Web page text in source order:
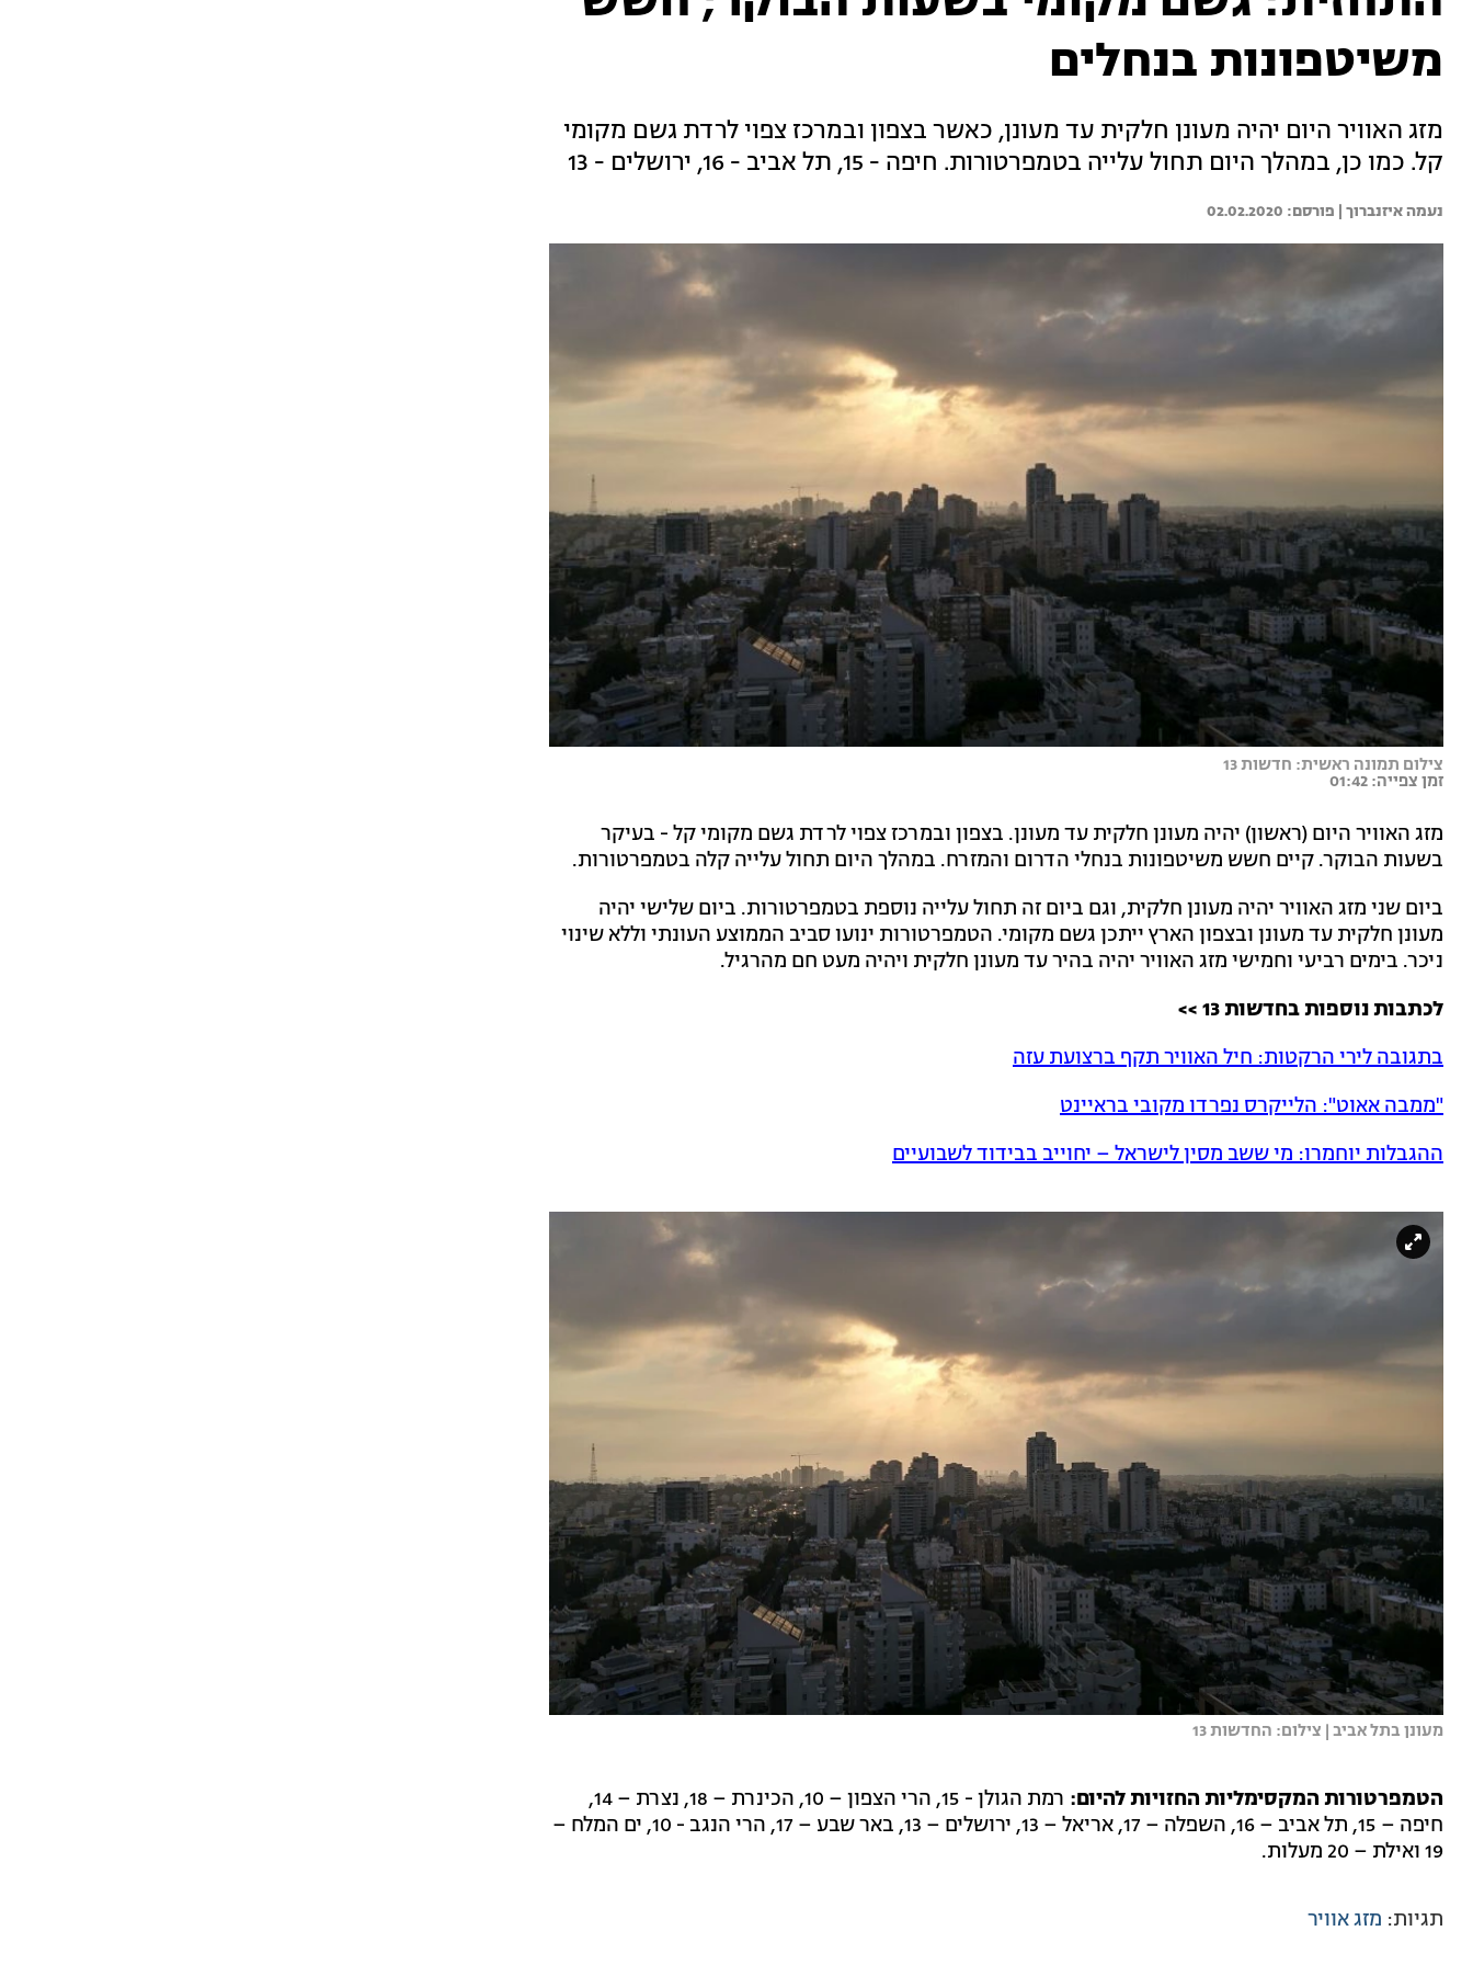
משיטפונות בנחלים
מזג האוויר היום יהיה מעונן חלקית עד מעונן, כאשר בצפון ובמרכז צפוי לרדת גשם מקומי
קל. כמו כן, במהלך היום תחול עלייה בטמפרטורות. חיפה - 15, תל אביב - 16, ירושלים - 13
נעמה איזנברוך | 02.02.2020
צילום תמונה ראשית: חדשות 13
זמן צפייה: 01:42
מזג האוויר היום (ראשון) יהיה מעונן חלקית עד מעונן. בצפון ובמרכז צפוי לרדת גשם מקומי קל - בעיקר
בשעות הבוקר. קיים חשש משיטפונות בנחלי הדרום והמזרח. במהלך היום תחול עלייה קלה בטמפרטורות.
ביום שני מזג האוויר יהיה מעונן חלקית, וגם ביום זה תחול עלייה נוספת בטמפרטורות. ביום שלישי יהיה
מעונן חלקית עד מעונן ובצפון הארץ ייתכן גשם מקומי. הטמפרטורות ינועו סביב הממוצע העונתי וללא שינוי
ניכר. בימים רביעי וחמישי מזג האוויר יהיה בהיר עד מעונן חלקית ויהיה מעט חם מהרגיל.
לכתבות נוספות בחדשות 13 >>
בתגובה לירי הרקטות: חיל האוויר תקף ברצועת עזה
"ממבה אאוט": הלייקרס נפרדו מקובי בראיינט
ההגבלות יוחמרו: מי ששב מסין לישראל – יחוייב בבידוד לשבועיים
מעונן בתל אביב | צילום: החדשות 13
הטמפרטורות המקסימליות החזויות להיום:
רמת הגולן - 15, הרי הצפון – 10, הכינרת – 18, נצרת – 14,
חיפה – 15, תל אביב – 16, השפלה – 17, אריאל – 13, ירושלים – 13, באר שבע – 17, הרי הנגב - 10, ים המלח –
19 ואילת – 20 מעלות.
תגיות: מזג אוויר